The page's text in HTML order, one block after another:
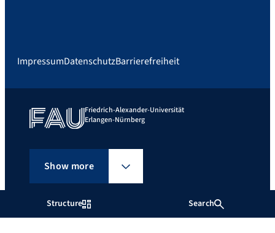
Structure Search
ImpressumDatenschutzBarrierefreiheit
Friedrich-Alexander-Universität
Erlangen-Nürnberg
Show more